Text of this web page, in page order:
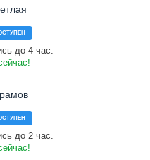
до 4 час.
до 2 час.